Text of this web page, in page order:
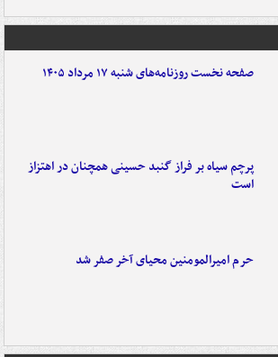
صفحه نخست روزنامه‌های شنبه ۱۷ مرداد ۱۴۰۵
پرچم سیاه بر فراز گنبد حسینی همچنان در اهتزاز
است
حرم امیرالمومنین محیای آخر صفر شد